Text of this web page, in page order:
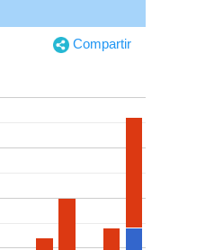
Compartir